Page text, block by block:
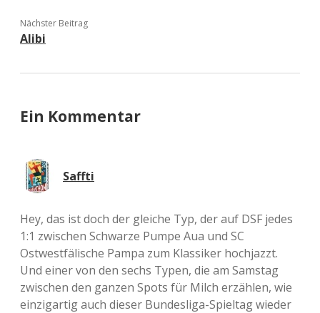
Nächster Beitrag
Alibi
Ein Kommentar
Saffti
Hey, das ist doch der gleiche Typ, der auf DSF jedes
1:1 zwischen Schwarze Pumpe Aua und SC
Ostwestfälische Pampa zum Klassiker hochjazzt.
Und einer von den sechs Typen, die am Samstag
zwischen den ganzen Spots für Milch erzählen, wie
einzigartig auch dieser Bundesliga-Spieltag wieder